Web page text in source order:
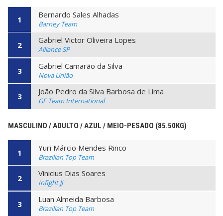
1 Bernardo Sales Alhadas
Barney Team
2 Gabriel Victor Oliveira Lopes
Alliance SP
3 Gabriel Camarão da Silva
Nova União
3 João Pedro da Silva Barbosa de Lima
GF Team International
MASCULINO / ADULTO / AZUL / MEIO-PESADO (85.50KG)
1 Yuri Márcio Mendes Rinco
Brazilian Top Team
2 Vinicius Dias Soares
Infight JJ
3 Luan Almeida Barbosa
Brazilian Top Team